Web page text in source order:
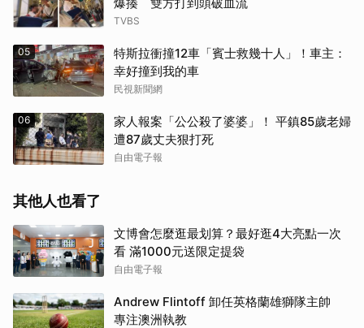
TVBS
05
特斯拉衝撞12車「賓士救幾十人」！車主：
幸好撞到我的車
民視新聞網
06
家人報案「公公殺了婆婆」！ 平鎮85歲老婦
遭87歲丈夫狠打死
自由電子報
其他人也看了
文博會怎麼逛最划算？最好逛4大亮點一次
看 滿1000元送限定提袋
自由電子報
Andrew Flintoff 卸任英格蘭雄獅隊主帥
專注澳洲執教